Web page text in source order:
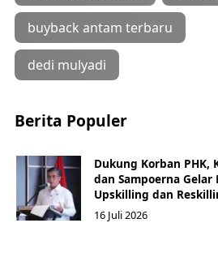
buyback antam terbaru
dedi mulyadi
Berita Populer
Dukung Korban PHK,
dan Sampoerna Gelar
Upskilling dan
16 Juli 2026